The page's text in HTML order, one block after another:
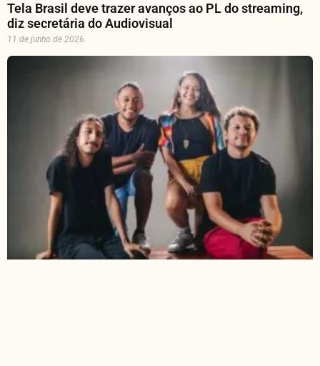
Tela Brasil deve trazer avanços ao PL do streaming,
diz secretária do Audiovisual
11 de junho de 2026